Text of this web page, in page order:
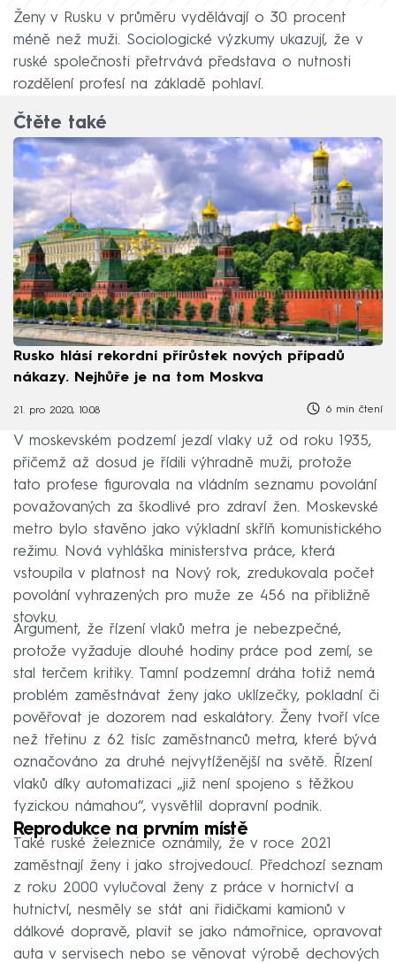
Ženy v Rusku v průměru vydělávají o 30 procent
méně než muži. Sociologické výzkumy ukazují, že v
ruské společnosti přetrvává představa o nutnosti
rozdělení profesí na základě pohlaví.
Čtěte také
Rusko hlásí rekordní přírůstek nových případů
nákazy. Nejhůře je na tom Moskva
21. pro 2020, 10:08 6 min čtení
V moskevském podzemí jezdí vlaky už od roku 1935,
přičemž až dosud je řídili výhradně muži, protože
tato profese figurovala na vládním seznamu povolání
považovaných za škodlivé pro zdraví žen. Moskevské
metro bylo stavěno jako výkladní skříň komunistického
režimu. Nová vyhláška ministerstva práce, která
vstoupila v platnost na Nový rok, zredukovala počet
povolání vyhrazených pro muže ze 456 na přibližně
stovku.
Argument, že řízení vlaků metra je nebezpečné,
protože vyžaduje dlouhé hodiny práce pod zemí, se
stal terčem kritiky. Tamní podzemní dráha totiž nemá
problém zaměstnávat ženy jako uklízečky, pokladní či
pověřovat je dozorem nad eskalátory. Ženy tvoří více
než třetinu z 62 tisíc zaměstnanců metra, které bývá
označováno za druhé nejvytíženější na světě. Řízení
vlaků díky automatizaci „již není spojeno s těžkou
fyzickou námahou“, vysvětlil dopravní podnik.
Reprodukce na prvním místě
Také ruské železnice oznámily, že v roce 2021
zaměstnají ženy i jako strojvedoucí. Předchozí seznam
z roku 2000 vylučoval ženy z práce v hornictví a
hutnictví, nesměly se stát ani řidičkami kamionů v
dálkové dopravě, plavit se jako námořnice, opravovat
auta v servisech nebo se věnovat výrobě dechových